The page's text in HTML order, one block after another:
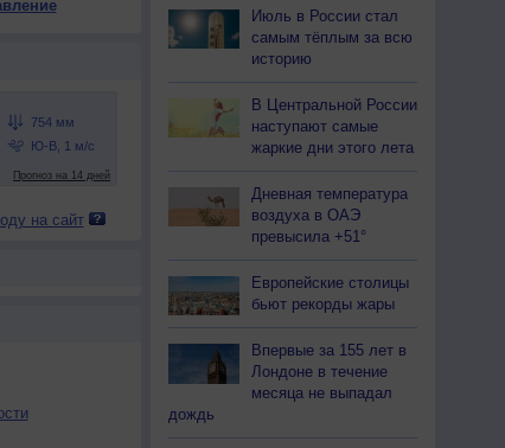
на сайт
Июль в России стал
самым тёплым за всю
историю
В Центральной России
наступают самые
жаркие дни этого лета
Дневная температура
воздуха в ОАЭ
превысила +51°
Европейские столицы
бьют рекорды жары
Впервые за 155 лет в
Лондоне в течение
месяца не выпадал
дождь